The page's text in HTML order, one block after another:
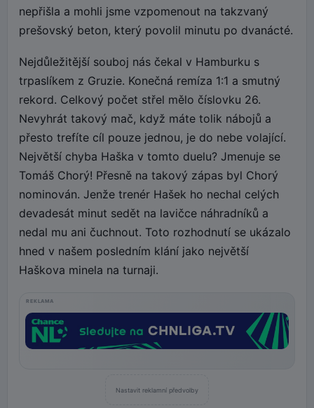
nepřišla a mohli jsme vzpomenout na takzvaný
prešovský beton, který povolil minutu po dvanácté.
Nejdůležitější souboj nás čekal v Hamburku s
trpaslíkem z Gruzie. Konečná remíza 1:1 a smutný
rekord. Celkový počet střel mělo číslovku 26.
Nevyhrát takový mač, když máte tolik nábojů a
přesto trefíte cíl pouze jednou, je do nebe volající.
Největší chyba Haška v tomto duelu? Jmenuje se
Tomáš Chorý! Přesně na takový zápas byl Chorý
nominován. Jenže trenér Hašek ho nechal celých
devadesát minut sedět na lavičce náhradníků a
nedal mu ani čuchnout. Toto rozhodnutí se ukázalo
hned v našem posledním klání jako největší
Haškova minela na turnaji.
REKLAMA
Nastavit reklamní předvolby